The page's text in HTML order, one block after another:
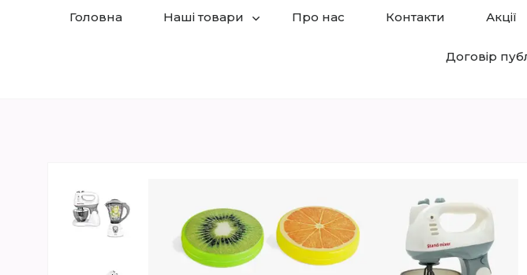
Головна Наші товари Про нас Контакти Акції
Договір